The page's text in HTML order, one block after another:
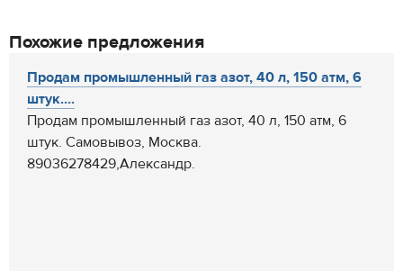
Похожие предложения
Продам промышленный газ азот, 40 л, 150 атм, 6
штук....
Продам промышленный газ азот, 40 л, 150 атм, 6
штук. Самовывоз, Москва.
89036278429,Александр.